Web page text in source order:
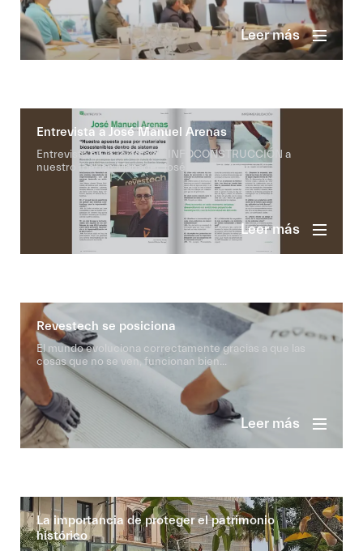
Leer más
Entrevista a José Manuel Arenas
Entrevista en la revista de INFOCONSTRUCCIÓN a
nuestro Iberian Manager José Manuel Aren...
Leer más
Revestech se posiciona
El mundo evoluciona correctamente gracias a que las
cosas que no se ven, funcionan bien...
Leer más
La importancia de proteger el patrimonio
histórico